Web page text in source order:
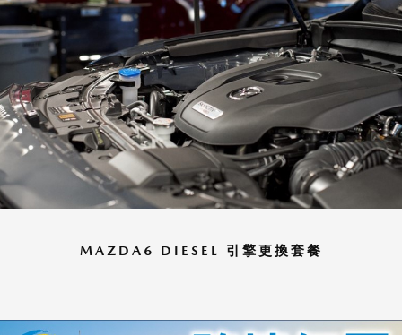
MAZDA6 DIESEL 引擎更換套餐